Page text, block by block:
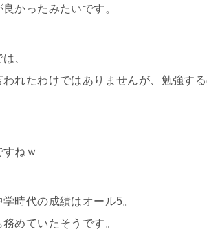
かったみたいです。
、
われたわけではありませんが、勉強す
ねｗ
時代の成績はオール5。
めていたそうです。